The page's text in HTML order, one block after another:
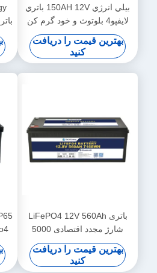
بيلي انرژي 150AH 12V باتري
لايفپو4 بلوتوث و خود گرم کن
براي يخت پزشکي
بهترین قیمت را دریافت
کنید
باتری LiFePO4 12V 560Ah
شارژ مجدد اقتصادی 5000
چرخه 12v Lifepo4 باتری پیک
بهترین قیمت را دریافت
کنید